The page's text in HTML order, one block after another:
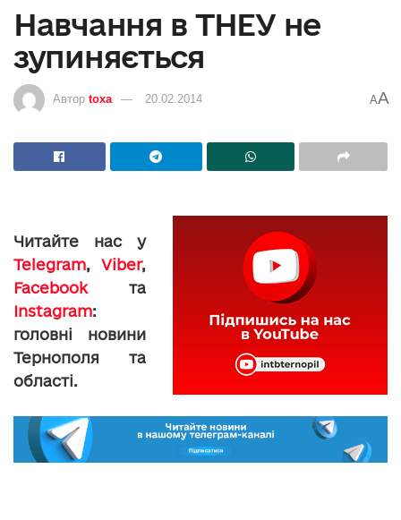
Навчання в ТНЕУ не
зупиняється
Автор toxa 20.02.2014 AA
Читайте нас у
Telegram, Viber,
Facebookта
Instagram:
головні новини
Тернополя та
області.